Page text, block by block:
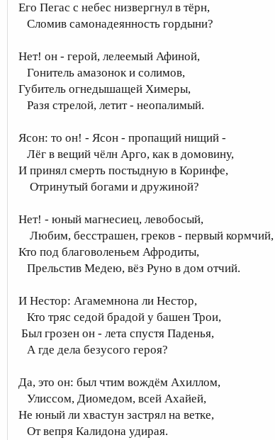
Его Пегас с небес низвергнул в тёрн,
Сломив самонадеянность гордыни?
Нет! он - герой, лелеемый Афиной,
Гонитель амазонок и солимов,
Губитель огнедышащей Химеры,
Разя стрелой, летит - неопалимый.
Ясон: то он! - Ясон - пропащий нищий -
Лёг в вещий чёлн Арго, как в домовину,
И принял смерть постыдную в Коринфе,
Отринутый богами и дружиной?
Нет! - юный магнесиец, левобосый,
Любим, бесстрашен, греков - первый кормчий,
Кто под благоволеньем Афродиты,
Прельстив Медею, вёз Руно в дом отчий.
И Нестор: Агамемнона ли Нестор,
Кто тряс седой брадой у башен Трои,
Был грозен он - лета спустя Паденья,
А где дела безусого героя?
Да, это он: был чтим вождём Ахиллом,
Улиссом, Диомедом, всей Ахайей,
Не юный ли хвастун застрял на ветке,
От вепря Калидона удирая.